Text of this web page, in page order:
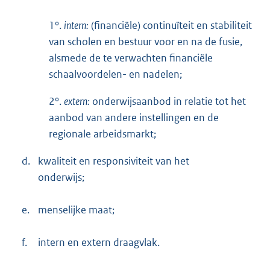
1°. intern: (financiële) continuïteit en stabiliteit
van scholen en bestuur voor en na de fusie,
alsmede de te verwachten financiële
schaalvoordelen- en nadelen;
2°.extern: onderwijsaanbod in relatie tot het
aanbod van andere instellingen en de
regionale arbeidsmarkt;
d.
kwaliteit en responsiviteit van het
onderwijs;
e. menselijke maat;
f. intern en extern draagvlak.